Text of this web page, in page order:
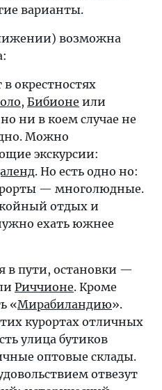
варианты.
возможна
окрестностях
, Бибионе или
ни в коем случае не
Можно
экскурсии:
. Но есть одно но:
— многолюдные.
отдых и
ехать южнее
в пути, остановки —
Риччионе. Кроме
«Мирабиландию».
курортах отличных
улица бутиков
оптовые склады.
отвезут